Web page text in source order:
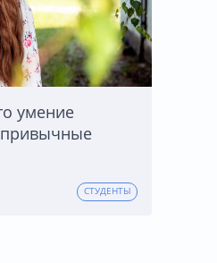
умение
СТУДЕНТЫ